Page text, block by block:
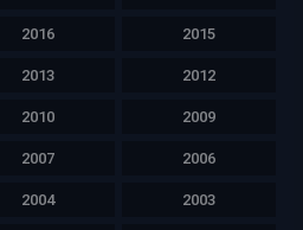
2016 2015
2013 2012
2010 2009
2007 2006
2004 2003